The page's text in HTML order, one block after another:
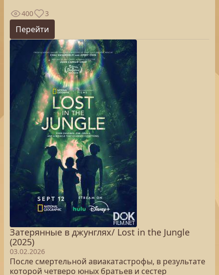
400 3
Перейти
Затерянные в джунглях/ Lost in the Jungle
(2025)
03.02.2026
После смертельной авиакатастрофы, в результате
которой четверо юных братьев и сестер